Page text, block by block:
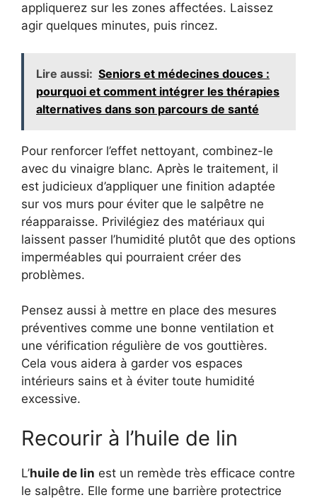
appliquerez sur les zones affectées. Laissez
agir quelques minutes, puis rincez.
Lire aussi: Seniors et médecines douces :
pourquoi et comment intégrer les thérapies
alternatives dans son parcours de santé
Pour renforcer l’effet nettoyant, combinez-le
avec du vinaigre blanc. Après le traitement, il
est judicieux d’appliquer une finition adaptée
sur vos murs pour éviter que le salpêtre ne
réapparaisse. Privilégiez des matériaux qui
laissent passer l’humidité plutôt que des options
imperméables qui pourraient créer des
problèmes.
Pensez aussi à mettre en place des mesures
préventives comme une bonne ventilation et
une vérification régulière de vos gouttières.
Cela vous aidera à garder vos espaces
intérieurs sains et à éviter toute humidité
excessive.
Recourir à l’huile de lin
L’huile de lin est un remède très efficace contre
le salpêtre. Elle forme une barrière protectrice